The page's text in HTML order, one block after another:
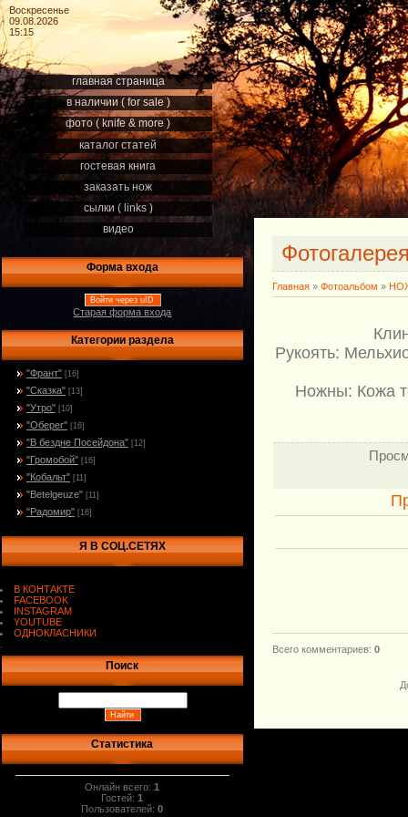
Воскресенье
09.08.2026
15:15
главная страница
в наличии ( for sale )
фото ( knife & more )
каталог статей
гостевая книга
заказать нож
сылки ( links )
видео
Форма входа
Войти через uID
Старая форма входа
Категории раздела
"Франт" [16]
"Сказка" [13]
"Утро" [10]
"Оберег" [16]
"В бездне Посейдона" [12]
"Громобой" [16]
"Кобальт" [11]
"Betelgeuze" [11]
"Радомир" [16]
Я В СОЦ.СЕТЯХ
В КОНТАКТЕ
FACEBOOK
INSTAGRAM
YOUTUBE
ОДНОКЛАСНИКИ
Поиск
Статистика
Онлайн всего:1
Гостей:1
Пользователей:0
Главная » Фотоальбом »
Рукоять:
Ножны: Кожа
Всего комментариев: 0